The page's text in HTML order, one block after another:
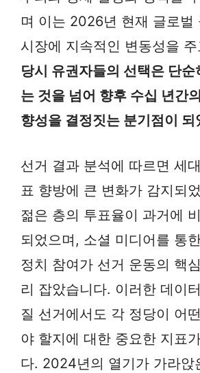
며 이는 2026년 현재 글로벌
시장에 지속적인 변동성을
당시 유권자들의 선택은 단
는 것을 넘어 향후 수십 년간
향성을 결정짓는 분기점이 되
선거 결과 분석에 따르면 세
표 향방에 큰 변화가 감지되
젊은 층의 투표율이 과거에
되었으며, 소셜 미디어를 통
정치 참여가 선거 운동의 핵
리 잡았습니다. 이러한 데이
질 선거에서도 각 정당이 어
야 할지에 대한 중요한 지표
다. 2024년의 열기가 가라앉